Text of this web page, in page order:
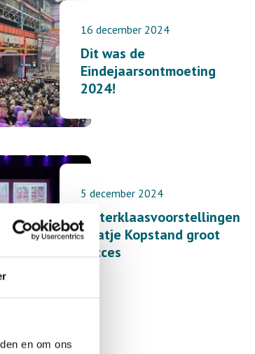
en om ons
Dit was de
Eindejaarsontmoeting
2024!
16 december 2024
Sinterklaasvoorstellingen
Kaatje Kopstand groot
succes
5 december 2024